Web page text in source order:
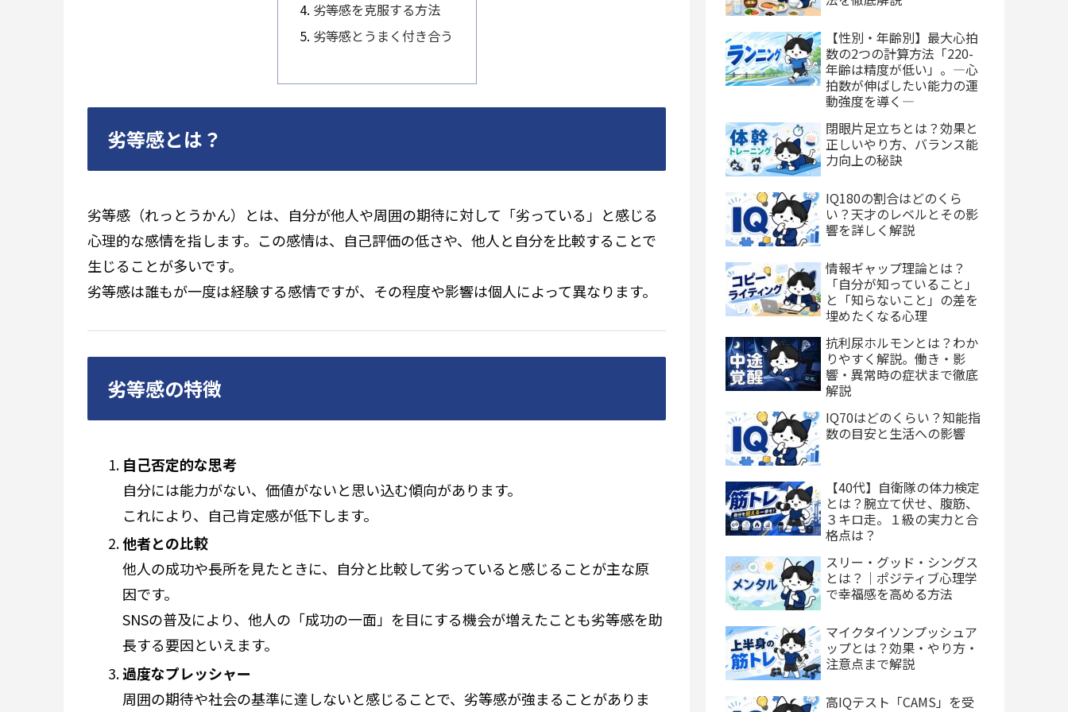
劣等感を克服する方法
劣等感とうまく付き合う
劣等感とは？
劣等感（れっとうかん）とは、自分が他人や周囲の期待に対して「劣っている」と感じる
心理的な感情を指します。この感情は、自己評価の低さや、他人と自分を比較することで
生じることが多いです。
劣等感は誰もが一度は経験する感情ですが、その程度や影響は個人によって異なります。
劣等感の特徴
自己否定的な思考
自分には能力がない、価値がないと思い込む傾向があります。
これにより、自己肯定感が低下します。
他者との比較
他人の成功や長所を見たときに、自分と比較して劣っていると感じることが主な原
因です。
SNSの普及により、他人の「成功の一面」を目にする機会が増えたことも劣等感を助
長する要因といえます。
過度なプレッシャー
周囲の期待や社会の基準に達しないと感じることで、劣等感が強まることがありま
【性別・年齢別】最大心拍
数の2つの計算方法「220-
年齢は精度が低い」。―心
拍数が伸ばしたい能力の運
動強度を導く―
閉眼片足立ちとは？効果と
正しいやり方、バランス能
力向上の秘訣
IQ180の割合はどのくら
い？天才のレベルとその影
響を詳しく解説
情報ギャップ理論とは？
「自分が知っていること」
と「知らないこと」の差を
埋めたくなる心理
抗利尿ホルモンとは？わか
りやすく解説。働き・影
響・異常時の症状まで徹底
解説
IQ70はどのくらい？知能指
数の目安と生活への影響
【40代】自衛隊の体力検定
とは？腕立て伏せ、腹筋、
３キロ走。１級の実力と合
格点は？
スリー・グッド・シングス
とは？｜ポジティブ心理学
で幸福感を高める方法
マイクタイソンプッシュア
ップとは？効果・やり方・
注意点まで解説
高IQテスト「CAMS」を受